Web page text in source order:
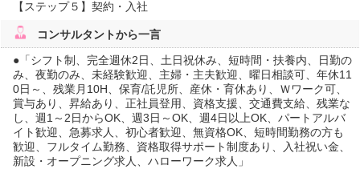
【ステップ５】契約・入社
コンサルタントから一言
●「シフト制、完全週休2日、土日祝休み、短時間・扶養内、日勤の
み、夜勤のみ、未経験歓迎、主婦・主夫歓迎、曜日相談可、年休11
0日～、残業月10H、保育/託児所、産休・育休あり、Ｗワーク可、
賞与あり、昇給あり、正社員登用、資格支援、交通費支給、残業な
し、週1～2日からOK、週3日～OK、週4日以上OK、パートアルバ
イト歓迎、急募求人、初心者歓迎、無資格OK、短時間勤務の方も
歓迎、フルタイム勤務、資格取得サポート制度あり、入社祝い金、
新設・オープニング求人、ハローワーク求人」